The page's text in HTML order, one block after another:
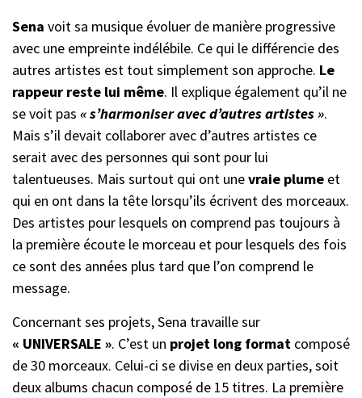
Sena voit sa musique évoluer de manière progressive
avec une empreinte indélébile. Ce qui le différencie des
autres artistes est tout simplement son approche. Le
rappeur reste lui même. Il explique également qu’il ne
se voit pas « s’harmoniser avec d’autres artistes ».
Mais s’il devait collaborer avec d’autres artistes ce
serait avec des personnes qui sont pour lui
talentueuses. Mais surtout qui ont unevraie plume et
qui en ont dans la tête lorsqu’ils écrivent des morceaux.
Des artistes pour lesquels on comprend pas toujours à
la première écoute le morceau et pour lesquels des fois
ce sont des années plus tard que l’on comprend le
message.
Concernant ses projets, Sena travaille sur
« UNIVERSALE ». C’est un projet long format composé
de 30 morceaux. Celui-ci se divise en deux parties, soit
deux albums chacun composé de 15 titres. La première